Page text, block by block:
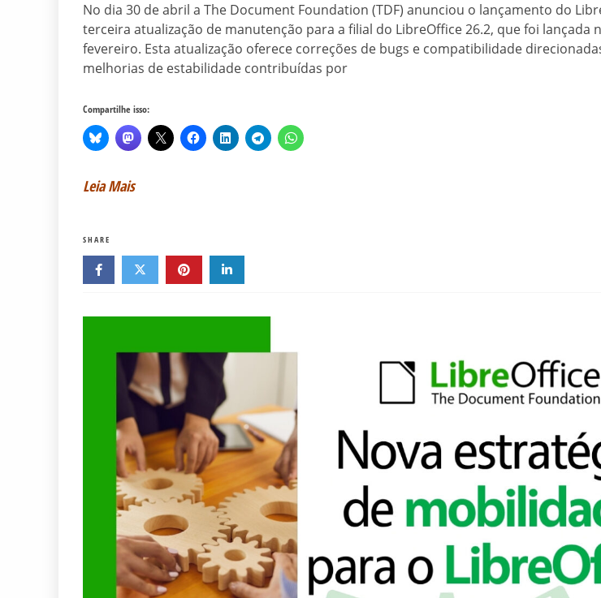
No dia 30 de abril a The Document Foundation (TDF) anunciou o lançamento do
terceira atualização de manutenção para a filial do LibreOffice 26.2, que foi lançada
fevereiro. Esta atualização oferece correções de bugs e compatibilidade
melhorias de estabilidade contribuídas por
Compartilhe isso:
Leia Mais
SHARE